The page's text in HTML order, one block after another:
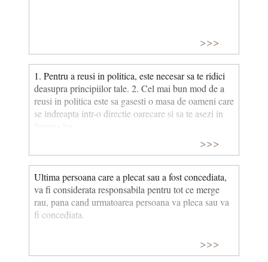
>>>
1. Pentru a reusi in politica, este necesar sa te ridici
deasupra principiilor tale. 2. Cel mai bun mod de a
reusi in politica este sa gasesti o masa de oameni care
se indreapta intr-o directie oarecare si sa te asezi in
>>>
Ultima persoana care a plecat sau a fost concediata,
va fi considerata responsabila pentru tot ce merge
rau, pana cand urmatoarea persoana va pleca sau va
fi concediata.
>>>